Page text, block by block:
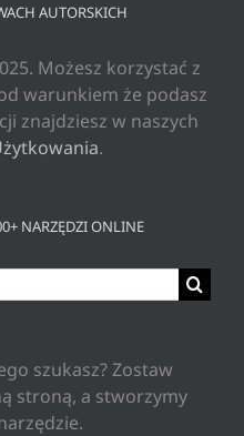
AUTORSKICH
Możesz korzystać z
warunkiem że podasz
znajdziesz w naszych
.
NARZĘDZI ONLINE
szukasz? Zostaw
stroną, a stworzymy